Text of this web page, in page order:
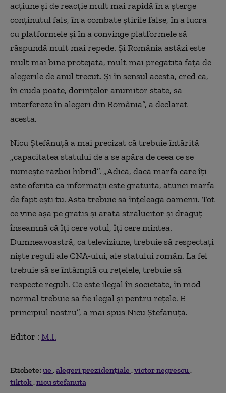
acțiune și de reacție mult mai rapidă în a șterge
conținutul fals, în a combate știrile false, în a lucra
cu platformele și în a convinge platformele să
răspundă mult mai repede. Și România astăzi este
mult mai bine protejată, mult mai pregătită față de
alegerile de anul trecut. Și în sensul acesta, cred că,
în ciuda poate, dorințelor anumitor state, să
interfereze în alegeri din România”, a declarat
acesta.
Nicu Ștefănuță a mai precizat că trebuie întărită
„capacitatea statului de a se apăra de ceea ce se
numește război hibrid”. „Adică, dacă marfa care îți
este oferită ca informații este gratuită, atunci marfa
de fapt ești tu. Asta trebuie să înțeleagă oamenii. Tot
ce vine așa pe gratis și arată strălucitor și drăguț
înseamnă că îți cere votul, îți cere mintea.
Dumneavoastră, ca televiziune, trebuie să respectați
niște reguli ale CNA-ului, ale statului român. La fel
trebuie să se întâmplă cu rețelele, trebuie să
respecte reguli. Ce este ilegal în societate, în mod
normal trebuie să fie ilegal și pentru rețele. E
principiul nostru”, a mai spus Nicu Ștefănuță.
Editor : M.I.
Etichete: ue alegeri prezidențiale victor negrescu
tiktok nicu stefanuta